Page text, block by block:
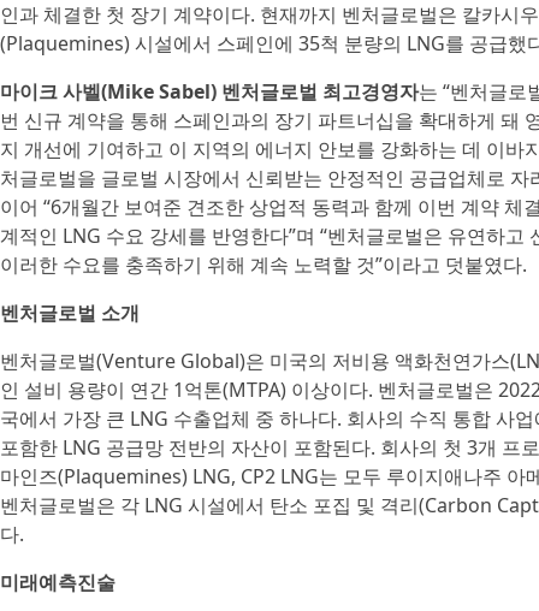
인과 체결한 첫 장기 계약이다. 현재까지 벤처글로벌은 칼카시
(Plaquemines) 시설에서 스페인에 35척 분량의 LNG를 공급했
마이크 사벨(Mike Sabel) 벤처글로벌 최고경영자는 “벤처글로
번 신규 계약을 통해 스페인과의 장기 파트너십을 확대하게 돼
지 개선에 기여하고 이 지역의 에너지 안보를 강화하는 데 이
처글로벌을 글로벌 시장에서 신뢰받는 안정적인 공급업체로
이어 “6개월간 보여준 견조한 상업적 동력과 함께 이번 계약
계적인 LNG 수요 강세를 반영한다”며 “벤처글로벌은 유연하
이러한 수요를 충족하기 위해 계속 노력할 것”이라고 덧붙였다.
벤처글로벌 소개
벤처글로벌(Venture Global)은 미국의 저비용 액화천연가스
인 설비 용량이 연간 1억톤(MTPA) 이상이다. 벤처글로벌은
국에서 가장 큰 LNG 수출업체 중 하나다. 회사의 수직 통합 사
포함한 LNG 공급망 전반의 자산이 포함된다. 회사의 첫 3개 프
마인즈(Plaquemines) LNG, CP2 LNG는 모두 루이지애나주
벤처글로벌은 각 LNG 시설에서 탄소 포집 및 격리(Carbon
다.
미래예측진술